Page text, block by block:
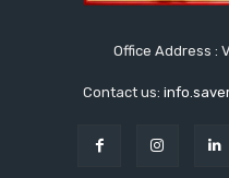
Office Address :
Contact us: